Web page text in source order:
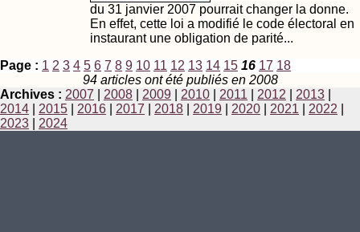
du 31 janvier 2007 pourrait changer la donne.
En effet, cette loi a modifié le code électoral en
instaurant une obligation de parité...
Page : 1 2 3 4 5 6 7 8 9 10 11 12 13 14 15 16 17 18
94 articles ont été publiés en 2008
Archives : 2007 2008 2009 2010 2011 2012 2013
2014
2015 2016 2017 2018 2019 2020 2021 2022
2023
2024